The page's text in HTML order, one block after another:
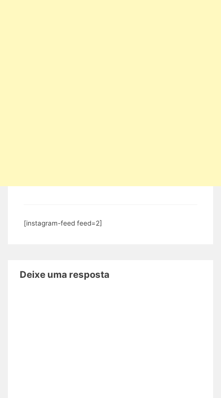
[instagram-feed feed=2]
Deixe uma resposta